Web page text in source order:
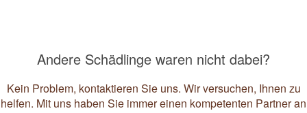
Andere Schädlinge waren nicht dabei?
Kein Problem, kontaktieren Sie uns. Wir versuchen, Ihnen zu
helfen. Mit uns haben Sie immer einen kompetenten Partner an